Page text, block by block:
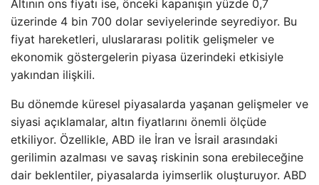
Altının ons fiyatı ise, önceki kapanışın yüzde 0,7
üzerinde 4 bin 700 dolar seviyelerinde seyrediyor. Bu
fiyat hareketleri, uluslararası politik gelişmeler ve
ekonomik göstergelerin piyasa üzerindeki etkisiyle
yakından ilişkili.
Bu dönemde küresel piyasalarda yaşanan gelişmeler ve
siyasi açıklamalar, altın fiyatlarını önemli ölçüde
etkiliyor. Özellikle, ABD ile İran ve İsrail arasındaki
gerilimin azalması ve savaş riskinin sona erebileceğine
dair beklentiler, piyasalarda iyimserlik oluşturuyor. ABD